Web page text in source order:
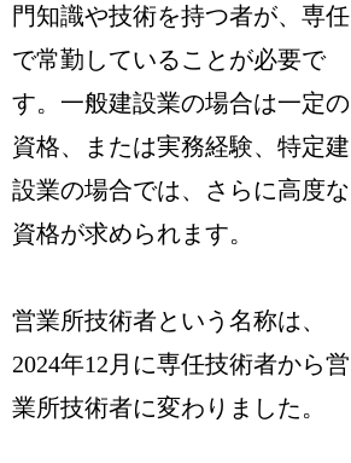
門知識や技術を持つ者が、専任
で常勤していることが必要で
す。一般建設業の場合は一定の
資格、または実務経験、特定建
設業の場合では、さらに高度な
資格が求められます。
営業所技術者という名称は、
2024年12月に専任技術者から営
業所技術者に変わりました。